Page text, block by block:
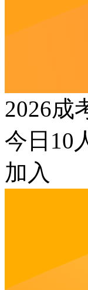
2026成
今日 10
加入